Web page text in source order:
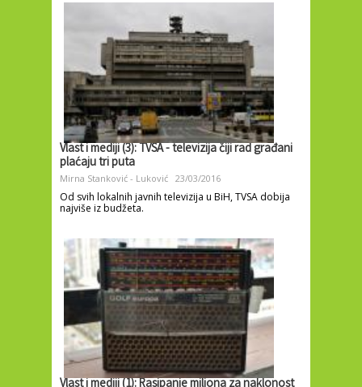
Vlast i mediji (3): TVSA - televizija čiji rad građani
plaćaju tri puta
Mirna Stanković - Luković 23/03/2016
Od svih lokalnih javnih televizija u BiH, TVSA dobija
najviše iz budžeta.